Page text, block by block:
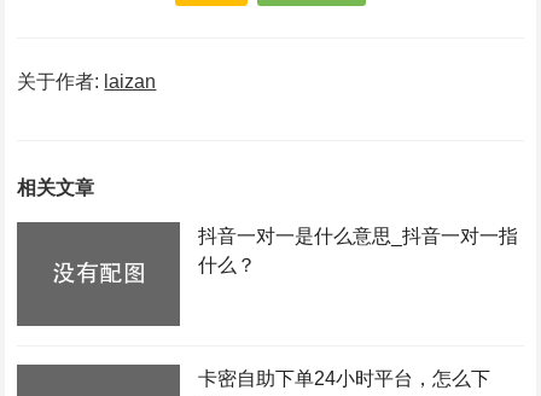
关于作者: laizan
相关文章
抖音一对一是什么意思_抖音一对一指
什么？
卡密自助下单24小时平台，怎么下